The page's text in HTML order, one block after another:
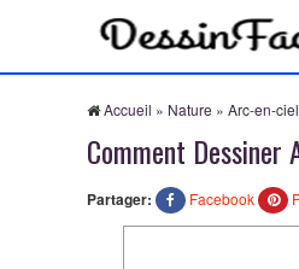
Accueil » Nature » Arc-en-ciel
Comment Dessiner
Partager: Facebook